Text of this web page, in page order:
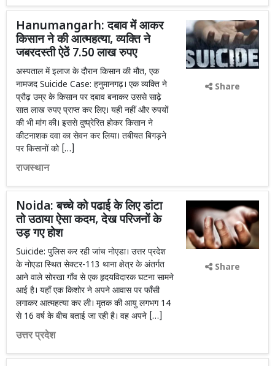
Hanumangarh: दबाव में आकर
किसान ने की आत्महत्या, व्यक्ति ने
जबरदस्ती ऐठें 7.50 लाख रुपए
अस्पताल में इलाज के दौरान किसान की मौत, एक
नामजद Suicide Case: हनुमानगढ़। एक व्यक्ति ने
प्रौढ़ उम्र के किसान पर दबाव बनाकर उससे साढ़े
सात लाख रुपए प्राप्त कर लिए। यही नहीं और रुपयों
की भी मांग की। इससे दुष्प्रेरित होकर किसान ने
कीटनाशक दवा का सेवन कर लिया। तबीयत बिगड़ने
पर किसानों को […]
राजस्थान
Share
Noida: बच्चे को पढाई के लिए डांटा
तो उठाया ऐसा कदम, देख परिजनों के
उड़ गए होश
Suicide: पुलिस कर रही जांच नोएडा। उत्तर प्रदेश
के नोएडा स्थित सेक्टर-113 थाना क्षेत्र के अंतर्गत
आने वाले सोरखा गाँव से एक हृदयविदारक घटना सामने
आई है। यहाँ एक किशोर ने अपने आवास पर फाँसी
लगाकर आत्महत्या कर ली। मृतक की आयु लगभग 14
से 16 वर्ष के बीच बताई जा रही है। वह अपने […]
उत्तर प्रदेश
Share